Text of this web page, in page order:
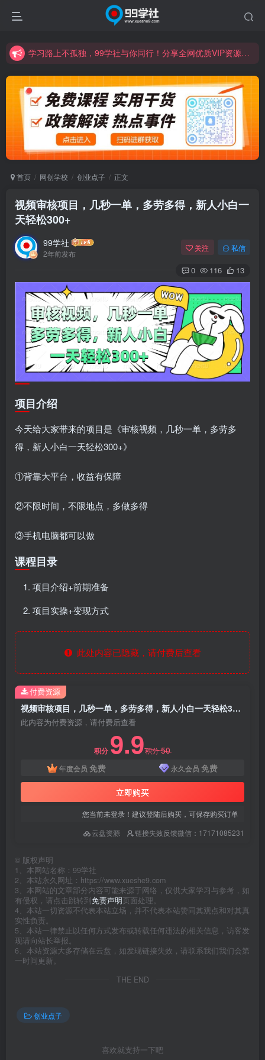
学习路上不孤独，99学社与你同行！分享全网优质VIP资源，炒股教程、创业教程、网络营销教程、自媒体短视频教程等，长期更新各大精品创业项目！
学习路上不孤独，99学社与你同行！分享全网优质VIP资源，炒股教程、创业教程、网络营销教程、自媒体短视频教程等，长期更新各大精品创业项目！
首页 网创学校 创业点子 正文
视频审核项目，几秒一单，多劳多得，新人小白一
天轻松300+
99学社
2年前发布
关注 私信
0 116 13
项目介绍
今天给大家带来的项目是《审核视频，几秒一单，多劳多
得，新人小白一天轻松300+》
①背靠大平台，收益有保障
②不限时间，不限地点，多做多得
③手机电脑都可以做
课程目录
项目介绍+前期准备
项目实操+变现方式
此处内容已隐藏，请付费后查看
视频审核项目，几秒一单，多劳多得，新人小白一天轻松300+
此内容为付费资源，请付费后查看
积分 9.9积分50
年度会员 免费 永久会员 免费
立即购买
您当前未登录！建议登陆后购买，可保存购买订单
云盘资源
链接失效反馈微信：17171085231
付费资源
© 版权声明
1、本网站名称：99学社
2、本站永久网址：https://www.xueshe9.com
3、本网站的文章部分内容可能来源于网络，仅供大家学习与参考，如
有侵权，请点击跳转到免责声明页面处理。
4、本站一切资源不代表本站立场，并不代表本站赞同其观点和对其真
实性负责。
5、本站一律禁止以任何方式发布或转载任何违法的相关信息，访客发
现请向站长举报。
6、本站资源大多存储在云盘，如发现链接失效，请联系我们我们会第
一时间更新。
THE END
创业点子
喜欢就支持一下吧